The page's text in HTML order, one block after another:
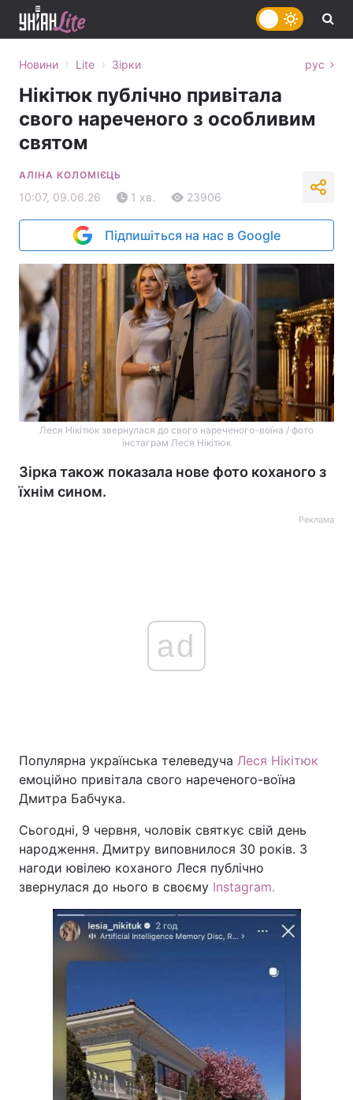
Головна Війна
Україна
Економіка Світ
Спорт Наука
Техно і зв'язок Лайт
Цікавинки
Екологія Регіони
Лонгріди
Новини › Lite › Зірки рус
Нікітюк публічно привітала
свого нареченого з особливим
святом
АЛІНА КОЛОМІЄЦЬ
10:07, 09.06.26 1 хв. 23906
Підпишіться на нас в Google
Леся Нікітюк звернулася до свого нареченого-воїна / фото
інстаграм Леся Нікітюк
Зірка також показала нове фото коханого з
їхнім сином.
Реклама
ad
Популярна українська телеведуча Леся Нікітюк
емоційно привітала свого нареченого-воїна
Дмитра Бабчука.
Сьогодні, 9 червня, чоловік святкує свій день
народження. Дмитру виповнилося 30 років. З
нагоди ювілею коханого Леся публічно
звернулася до нього в своєму Instagram.